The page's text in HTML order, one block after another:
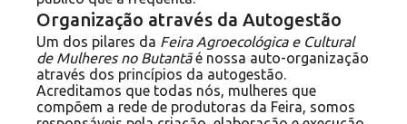
Organização através da Autogestão
Um dos pilares da Feira Agroecológica e Cultural
de Mulheres no Butantãé nossa auto-organização
através dos princípios da autogestão.
Acreditamos que todas nós, mulheres que
compõem a rede de produtoras da Feira, somos